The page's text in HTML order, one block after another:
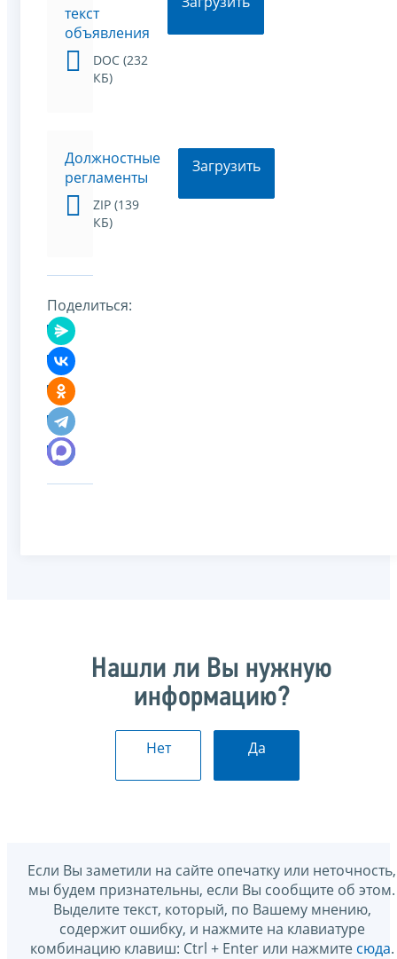
текст
объявления
DOC (232
КБ)
Должностные
регламенты
ZIP (139
КБ)
Загрузить
Поделиться:
Нашли ли Вы нужную
информацию?
Нет Да
Если Вы заметили на сайте опечатку или неточность,
мы будем признательны, если Вы сообщите об этом.
Выделите текст, который, по Вашему мнению,
содержит ошибку, и нажмите на клавиатуре
комбинацию клавиш: Ctrl + Enter или нажмите сюда.